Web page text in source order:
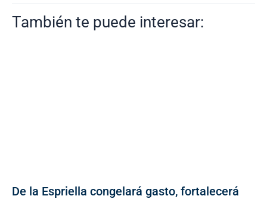
También te puede interesar:
De la Espriella congelará gasto, fortalecerá